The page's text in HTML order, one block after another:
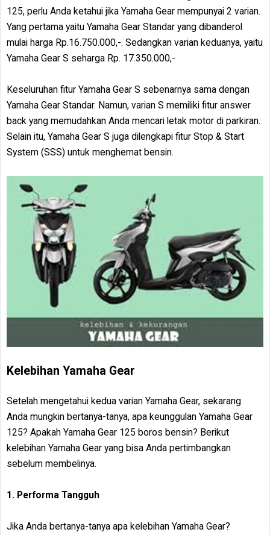
125, perlu Anda ketahui jika Yamaha Gear mempunyai 2 varian.
Yang pertama yaitu Yamaha Gear Standar yang dibanderol
mulai harga Rp.16.750.000,-. Sedangkan varian keduanya, yaitu
Yamaha Gear S seharga Rp. 17.350.000,-
Keseluruhan fitur Yamaha Gear S sebenarnya sama dengan
Yamaha Gear Standar. Namun, varian S memiliki fitur answer
back yang memudahkan Anda mencari letak motor di parkiran.
Selain itu, Yamaha Gear S juga dilengkapi fitur Stop & Start
System (SSS) untuk menghemat bensin.
Kelebihan Yamaha Gear
Setelah mengetahui kedua varian Yamaha Gear, sekarang
Anda mungkin bertanya-tanya, apa keunggulan Yamaha Gear
125? Apakah Yamaha Gear 125 boros bensin? Berikut
kelebihan Yamaha Gear yang bisa Anda pertimbangkan
sebelum membelinya.
1. Performa Tangguh
Jika Anda bertanya-tanya apa kelebihan Yamaha Gear?